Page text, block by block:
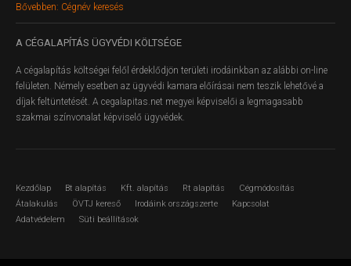
Bővebben: Cégnév keresés
A CÉGALAPÍTÁS ÜGYVÉDI KÖLTSÉGE
A cégalapítás költségei felől érdeklődjön területi irodáinkban az alábbi on-line
felületen. Némely esetben az ügyvédi kamara előírásai nem teszik lehetővé a
díjak feltüntetését. A cegalapitas.net megyei képviselői a legmagasabb
szakmai színvonalat képviselő ügyvédek.
Kezdőlap Bt alapítás Kft. alapítás Rt alapítás
Cégmódosítás
Átalakulás
ÖVTJ kereső Irodáink országszerte
Kapcsolat
Adatvédelem
Süti beállítások